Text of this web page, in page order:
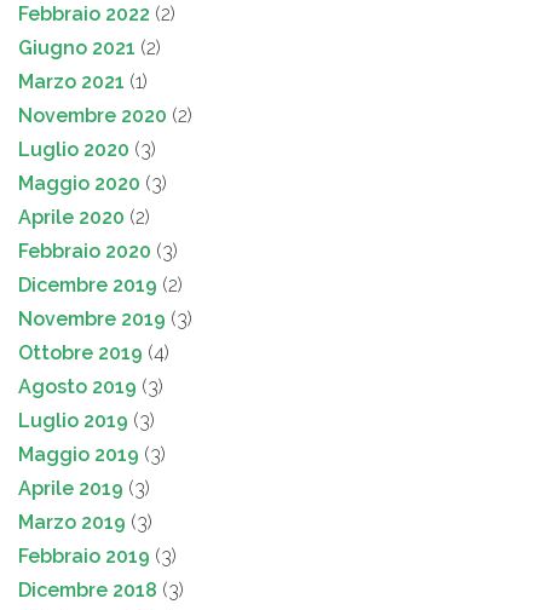
Febbraio 2022 (2)
Giugno 2021 (2)
Marzo 2021 (1)
Novembre 2020 (2)
Luglio 2020 (3)
Maggio 2020 (3)
Aprile 2020 (2)
Febbraio 2020 (3)
Dicembre 2019 (2)
Novembre 2019 (3)
Ottobre 2019 (4)
Agosto 2019 (3)
Luglio 2019 (3)
Maggio 2019 (3)
Aprile 2019 (3)
Marzo 2019 (3)
Febbraio 2019 (3)
Dicembre 2018 (3)